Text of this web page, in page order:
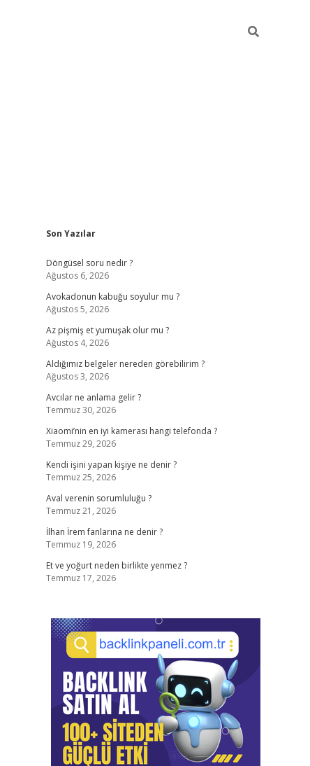
Sidebar
Son Yazılar
Döngüsel soru nedir ?
Ağustos 6, 2026
Avokadonun kabuğu soyulur mu ?
Ağustos 5, 2026
Az pişmiş et yumuşak olur mu ?
Ağustos 4, 2026
Aldığımız belgeler nereden görebilirim ?
Ağustos 3, 2026
Avcılar ne anlama gelir ?
Temmuz 30, 2026
Xiaomi’nin en iyi kamerası hangi telefonda ?
Temmuz 29, 2026
Kendi işini yapan kişiye ne denir ?
Temmuz 25, 2026
Aval verenin sorumluluğu ?
Temmuz 21, 2026
İlhan İrem fanlarına ne denir ?
Temmuz 19, 2026
Et ve yoğurt neden birlikte yenmez ?
Temmuz 17, 2026